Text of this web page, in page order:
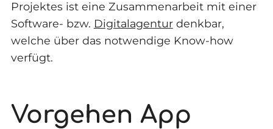
Projektes ist eine Zusammenarbeit mit einer
Software- bzw. Digitalagenturdenkbar,
welche über das notwendige Know-how
verfügt.
Vorgehen App